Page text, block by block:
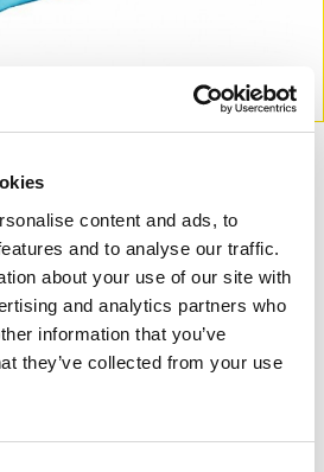
content and ads, to
and to analyse our traffic.
about your use of our site with
and analytics partners who
information that you’ve
they’ve collected from your use
final.
del producto
4,90 € €